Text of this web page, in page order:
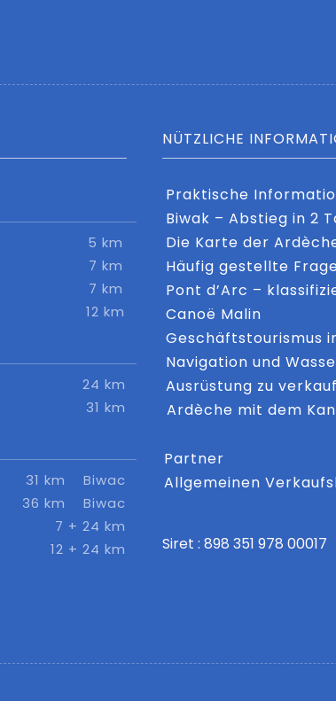
5 km
7 km
7 km
12 km
24 km
31 km
31 km
Biwac
36 km
Biwac
7 + 24 km
12 + 24 km
NÜTZLICHE
Praktische
Biwak – Abstieg in 2
Die Karte der
Häufig gestellte
Pont d’Arc –
Canoë Malin
Geschäftstourismus
Navigation und
Ausrüstung zu
Ardèche mit dem
Partner
Allgemeinen
Siret : 898 351 978 00017